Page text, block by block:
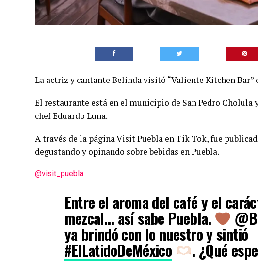
La actriz y cantante Belinda visitó “Valiente Kitchen Bar”
El restaurante está en el municipio de San Pedro
chef Eduardo Luna.
A través de la página Visit Puebla en Tik Tok, fue
degustando y opinando sobre bebidas en Puebla.
@visit_puebla
Entre el aroma del café y el
mezcal… así sabe Puebla.
ya brindó con lo nuestro y sintió
#ElLatidoDeMéxico . ¿Qué